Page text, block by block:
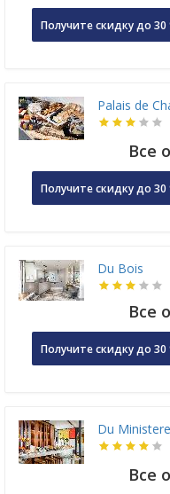
Получите скидку до 30
Palais de
Все
Получите скидку до 30
Du Bois
Все
Получите скидку до 30
Du Ministere
Все